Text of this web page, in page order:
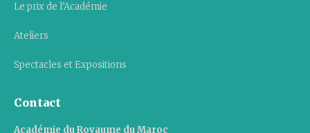
Le prix de l’Académie
Ateliers
Spectacles et Expositions
Contact
Académie du Royaume du Maroc